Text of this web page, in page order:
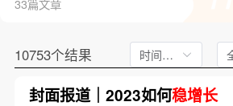
33篇文章
10753个结果 时间不限
封面报道｜2023如何稳增长